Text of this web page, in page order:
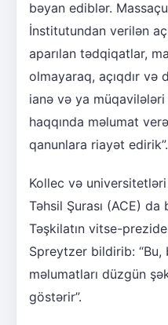
bəyan ediblər.
İnstitutundan verilən
aparılan tədqiqatlar,
olmayaraq, açıqdır və
ianə və ya
haqqında məlumat
qanunlara riayət edirik”.
Kollec və
Təhsil Şurası (ACE)
Təşkilatın vitse-
Spreytzer bildirib: “Bu,
məlumatları düzgün
göstərir”.